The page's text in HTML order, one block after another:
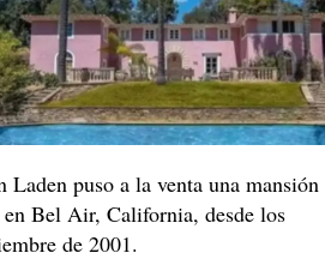
puso a la venta una mansión
en Bel Air, California, desde los
de 2001.